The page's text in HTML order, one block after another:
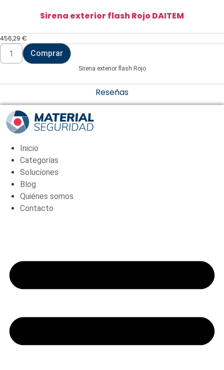
Sirena exterior flash Rojo DAITEM
456,29 €
Sirena
exterior
flash
Comprar
Sirena exterior flash Rojo
Reseñas
Inicio
Categorías
Soluciones
Blog
Quiénes somos
Contacto